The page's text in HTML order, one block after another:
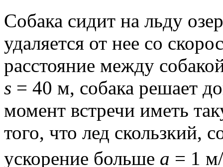
Собака сидит на льду
удаляется от нее со
расстояние между
s = 40 м, собака решает
момент встречи иметь
того, что лед скользкий,
ускорение больше a = 1